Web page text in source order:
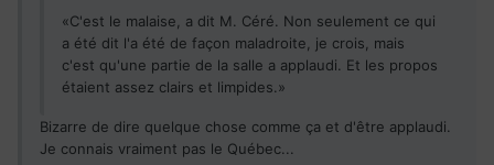
«C'est le malaise, a dit M. Céré. Non seulement ce qui
a été dit l'a été de façon maladroite, je crois, mais
c'est qu'une partie de la salle a applaudi. Et les propos
étaient assez clairs et limpides.»
Bizarre de dire quelque chose comme ça et d'être applaudi.
Je connais vraiment pas le Québec...